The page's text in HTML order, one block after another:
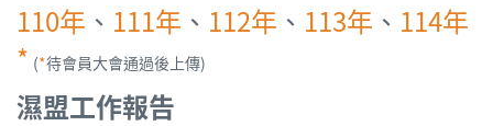
110年 、 111年 、 112年 、 113年 、 114年
* (*待會員大會通過後上傳)
濕盟工作報告